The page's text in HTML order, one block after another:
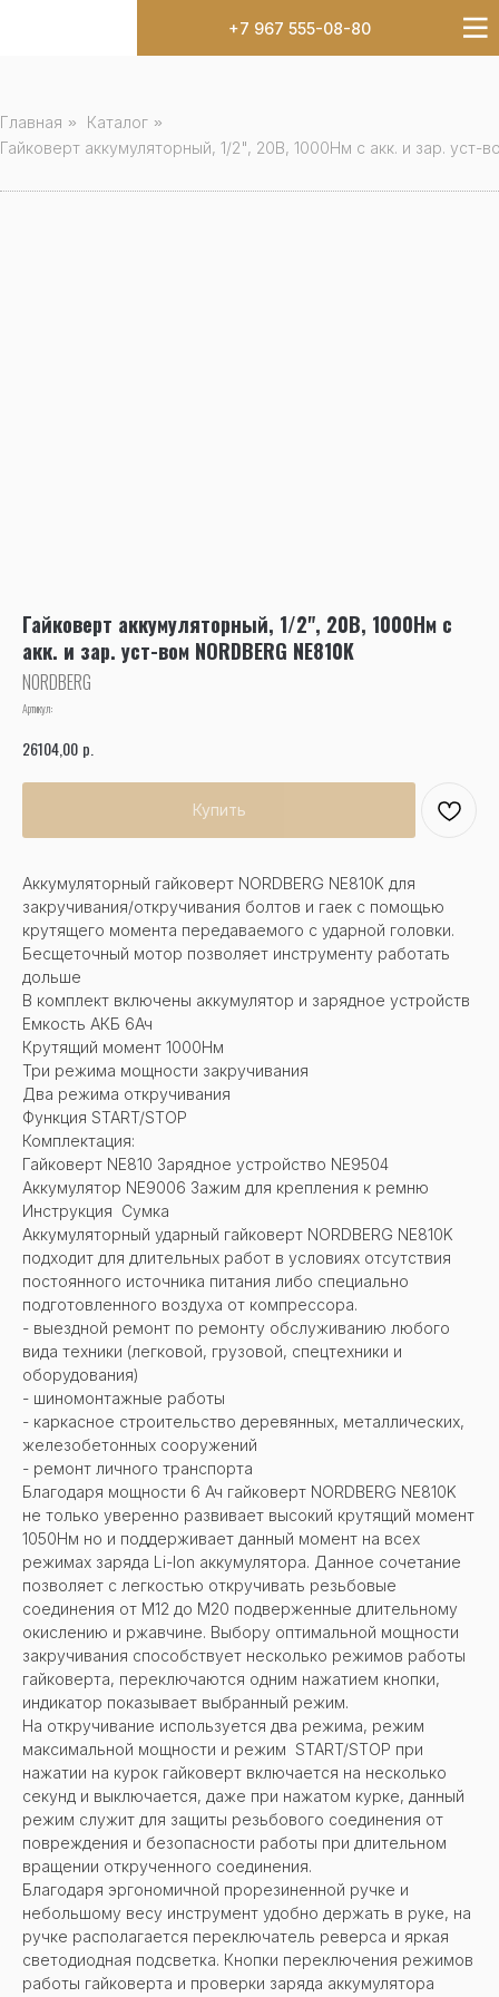
+7 967 555-08-80
Главная » Каталог »
Гайковерт аккумуляторный, 1/2", 20В, 1000Нм с акк. и зар. уст-
Гайковерт аккумуляторный, 1/2", 20В, 1000Нм с
акк. и зар. уст-вом NORDBERG NE810K
NORDBERG
Артикул:
26104,00 р.
Купить
Аккумуляторный гайковерт NORDBERG NE810K для
закручивания/откручивания болтов и гаек с помощью
крутящего момента передаваемого с ударной головки.
Бесщеточный мотор позволяет инструменту работать
дольше
В комплект включены аккумулятор и зарядное устройств
Емкость АКБ 6Ач
Крутящий момент 1000Нм
Три режима мощности закручивания
Два режима откручивания
Функция START/STOP
Комплектация:
Гайковерт NE810 Зарядное устройство NE9504
Аккумулятор NE9006 Зажим для крепления к ремню
Инструкция Сумка
Аккумуляторный ударный гайковерт NORDBERG NE810K
подходит для длительных работ в условиях отсутствия
постоянного источника питания либо специально
подготовленного воздуха от компрессора.
- выездной ремонт по ремонту обслуживанию любого
вида техники (легковой, грузовой, спецтехники и
оборудования)
- шиномонтажные работы
- каркасное строительство деревянных, металлических,
железобетонных сооружений
- ремонт личного транспорта
Благодаря мощности 6 Ач гайковерт NORDBERG NE810K
не только уверенно развивает высокий крутящий момент
1050Нм но и поддерживает данный момент на всех
режимах заряда Li-lon аккумулятора. Данное сочетание
позволяет с легкостью откручивать резьбовые
соединения от M12 до M20 подверженные длительному
окислению и ржавчине. Выбору оптимальной мощности
закручивания способствует несколько режимов работы
гайковерта, переключаются одним нажатием кнопки,
индикатор показывает выбранный режим.
На откручивание используется два режима, режим
максимальной мощности и режим START/STOP при
нажатии на курок гайковерт включается на несколько
секунд и выключается, даже при нажатом курке, данный
режим служит для защиты резьбового соединения от
повреждения и безопасности работы при длительном
вращении открученного соединения.
Благодаря эргономичной прорезиненной ручке и
небольшому весу инструмент удобно держать в руке, на
ручке располагается переключатель реверса и яркая
светодиодная подсветка. Кнопки переключения режимов
работы гайковерта и проверки заряда аккумулятора